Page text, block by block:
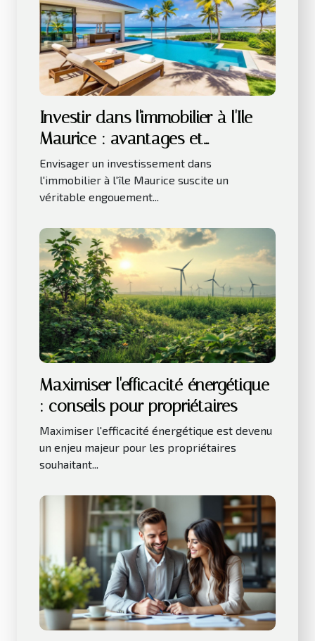
Investir dans l'immobilier à l'Ile
Maurice : avantages et
considérations clés
Envisager un investissement dans
l'immobilier à l'île Maurice suscite un
véritable engouement...
Maximiser l'efficacité énergétique
: conseils pour propriétaires
Maximiser l'efficacité énergétique est devenu
un enjeu majeur pour les propriétaires
souhaitant...